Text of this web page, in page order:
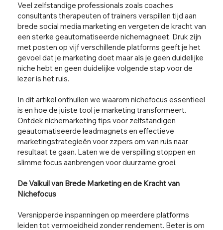
Veel zelfstandige professionals zoals coaches
consultants therapeuten of trainers verspillen tijd aan
brede social media marketing en vergeten de kracht van
een sterke geautomatiseerde nichemagneet. Druk zijn
met posten op vijf verschillende platforms geeft je het
gevoel dat je marketing doet maar als je geen duidelijke
niche hebt en geen duidelijke volgende stap voor de
lezer is het ruis.
In dit artikel onthullen we waarom nichefocus essentieel
is en hoe de juiste tool je marketing transformeert.
Ontdek nichemarketing tips voor zelfstandigen
geautomatiseerde leadmagnets en effectieve
marketingstrategieën voor zzpers om van ruis naar
resultaat te gaan. Laten we de verspilling stoppen en
slimme focus aanbrengen voor duurzame groei.
De Valkuil van Brede Marketing en de Kracht van
Nichefocus
Versnipperde inspanningen op meerdere platforms
leiden tot vermoeidheid zonder rendement. Beter is om